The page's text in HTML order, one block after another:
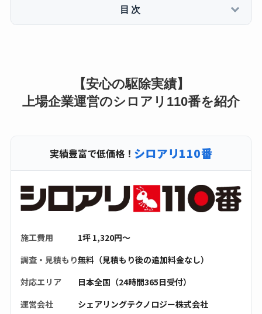
目次
【安心の駆除実績】
上場企業運営のシロアリ110番を紹介
実績豊富で低価格！ シロアリ110番
施工費用
1坪 1,320円〜
調査・見積もり無料（見積もり後の追加料金なし）
対応エリア
日本全国（24時間365日受付）
運営会社
シェアリングテクノロジー株式会社